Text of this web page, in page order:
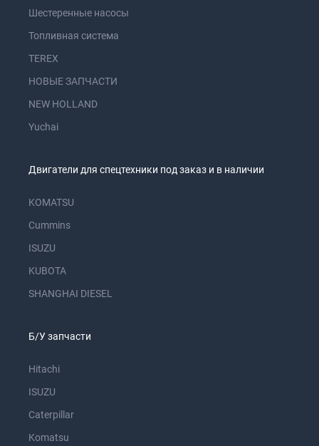
Шестеренные насосы
Топливная система
TEREX
НОВЫЕ ЗАПЧАСТИ
NEW HOLLAND
Yuchai
Двигатели для спецтехники под заказ и в наличии
KOMATSU
Cummins
ISUZU
KUBOTA
SHANGHAI DIESEL
Б/У запчасти
Hitachi
ISUZU
Caterpillar
Komatsu